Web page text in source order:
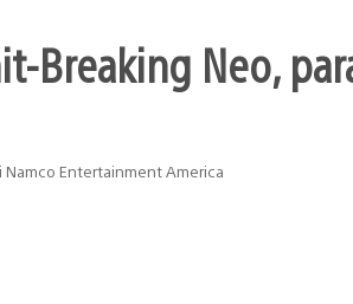
Breaking Neo,
Entertainment America